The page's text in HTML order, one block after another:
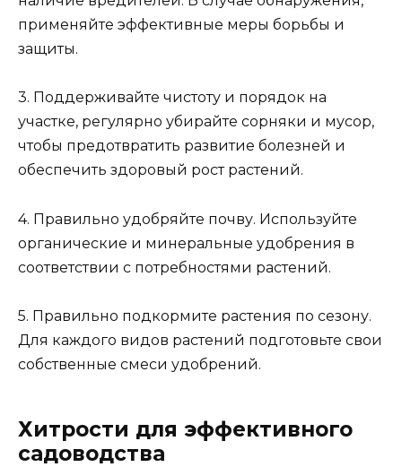
применяйте эффективные меры борьбы и
защиты.
3. Поддерживайте чистоту и порядок на
участке, регулярно убирайте сорняки и мусор,
чтобы предотвратить развитие болезней и
обеспечить здоровый рост растений.
4. Правильно удобряйте почву. Используйте
органические и минеральные удобрения в
соответствии с потребностями растений.
5. Правильно подкормите растения по сезону.
Для каждого видов растений подготовьте свои
собственные смеси удобрений.
Хитрости для эффективного
садоводства